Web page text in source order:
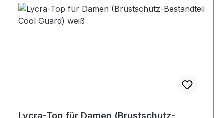
Lycra-Top für Damen (Brustschutz-